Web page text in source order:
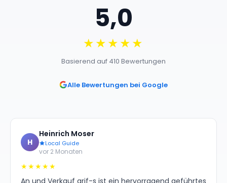
5,0
★★★★★
Basierend auf 410 Bewertungen
Alle Bewertungen bei Google
H
Heinrich Moser
Local Guide
vor 2 Monaten
★★★★★
An und Verkauf arif-s ist ein hervorragend geführtes